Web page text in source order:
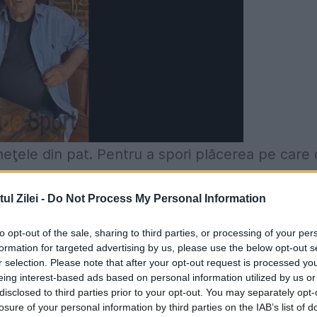
Zilei - Do Not Process My Personal Information
opt-out of the sale, sharing to third parties, or processing of your
for targeted advertising by us, please use the below opt-out
selection. Please note that after your opt-out request is processed
interest-based ads based on personal information utilized by us
to third parties prior to your opt-out. You may separately
of your personal information by third parties on the IAB’s list of
din pat. Pentru a spori plăcerea pe care
una dintre poziţiile inedite pe care ni le
elevului de la şcoala...de RockSe numeşte
În primul rând trebuie să găsiţi cel mai
va sta normal pe scaun şi apoi ea se asează
picioarele rămân pe podea. Astfel penetrată,
clasice.2. "Banii sau viaţa"Această